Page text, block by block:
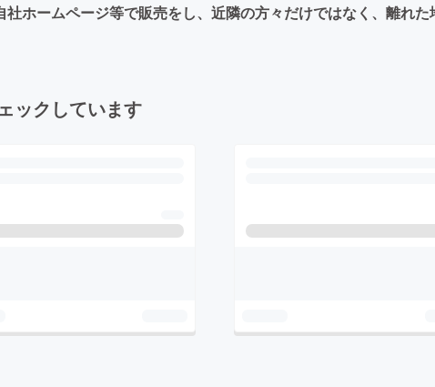
ホームページ等で販売をし、近隣の方々だけではなく、離れ
ックしています